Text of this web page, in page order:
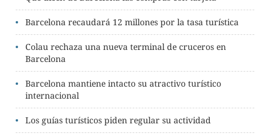
Barcelona recaudará 12 millones por la tasa turística
Colau rechaza una nueva terminal de cruceros en
Barcelona
Barcelona mantiene intacto su atractivo turístico
internacional
Los guías turísticos piden regular su actividad